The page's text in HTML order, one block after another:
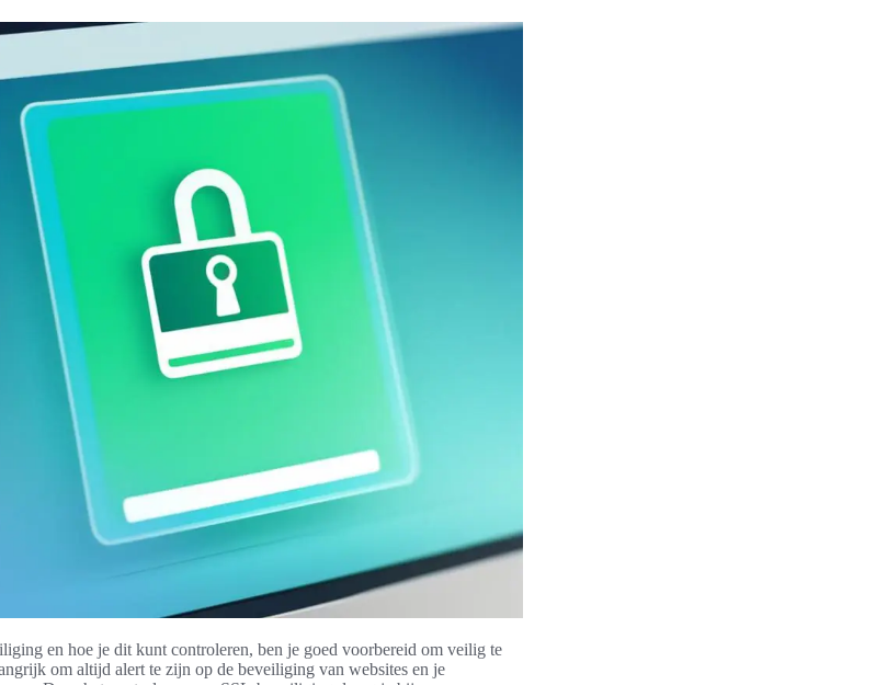
en hoe je dit kunt controleren, ben je goed voorbereid om veilig te
om altijd alert te zijn op de beveiliging van websites en je